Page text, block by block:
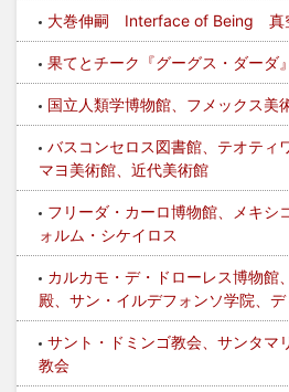
大巻伸嗣 Interface of Being 真
果てとチーク『グーグス・ダーダ』
国立人類学博物館、フメックス美
バスコンセロス図書館、テオティ
マヨ美術館、近代美術館
フリーダ・カーロ博物館、メキシ
ォルム・シケイロス
カルカモ・デ・ドローレス博物館
殿、サン・イルデフォンソ学院、
サント・ドミンゴ教会、サンタマ
教会